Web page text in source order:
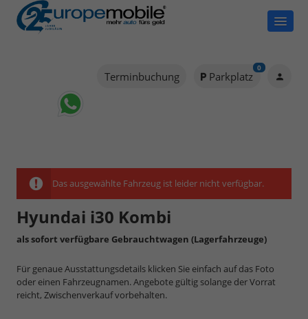
Terminbuchung Parkplatz
0
Das ausgewählte Fahrzeug ist leider nicht verfügbar.
Hyundai i30 Kombi
als sofort verfügbare Gebrauchtwagen (Lagerfahrzeuge)
Für genaue Ausstattungsdetails klicken Sie einfach auf das Foto
oder einen Fahrzeugnamen. Angebote gültig solange der Vorrat
reicht, Zwischenverkauf vorbehalten.